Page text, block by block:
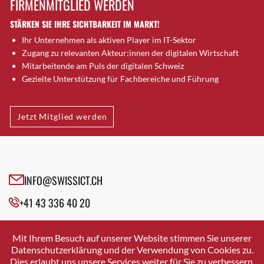
Brugg AG
Brütten
Bubendorf
Bubikon
Buchs (SG)
Bäretswil
Bülach
Cazis
Crissier
Davos Platz
Dierikon
Dietikon
FIRMENMITGLIED WERDEN
STÄRKEN SIE IHRE SICHTBARKEIT IM MARKT!
Ihr Unternehmen als aktiven Player im IT-Sektor
Zugang zu relevanten Akteur:innen der digitalen Wirtschaft
Mitarbeitende am Puls der digitalen Schweiz
Gezielte Unterstützung für Fachbereiche und Führung
Jetzt Mitglied werden
INFO@SWISSICT.CH
+41 43 336 40 20
SWISSICT
VULKANSTRASSE 120
8048 ZURICH
Mit Ihrem Besuch auf unserer Website stimmen Sie unserer
Datenschutzerklärung und der Verwendung von Cookies zu.
Dies erlaubt uns unsere Services weiter für Sie zu verbessern.